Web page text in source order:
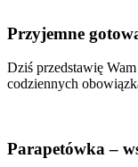
Przyjemne
Dziś przedstawię
codziennych
Parapetówka –